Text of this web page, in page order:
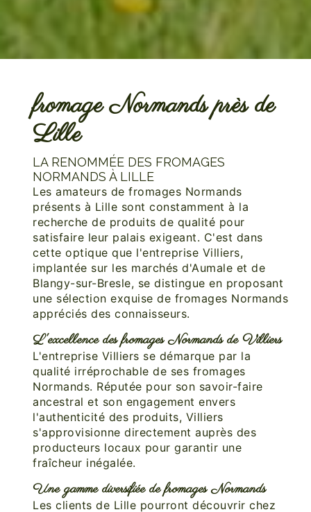
fromage Normands près de
Lille
LA RENOMMÉE DES FROMAGES
NORMANDS À LILLE
Les amateurs de fromages Normands
présents à Lille sont constamment à la
recherche de produits de qualité pour
satisfaire leur palais exigeant. C'est dans
cette optique que l'entreprise Villiers,
implantée sur les marchés d'Aumale et de
Blangy-sur-Bresle, se distingue en proposant
une sélection exquise de fromages Normands
appréciés des connaisseurs.
L'excellence des fromages Normands de Villiers
L'entreprise Villiers se démarque par la
qualité irréprochable de ses fromages
Normands. Réputée pour son savoir-faire
ancestral et son engagement envers
l'authenticité des produits, Villiers
s'approvisionne directement auprès des
producteurs locaux pour garantir une
fraîcheur inégalée.
Une gamme diversifiée de fromages Normands
Les clients de Lille pourront découvrir chez